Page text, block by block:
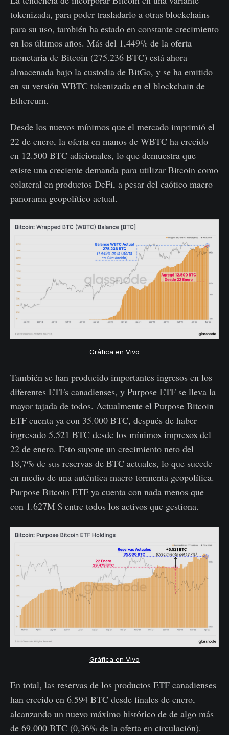
tokenizada, para poder trasladarlo a otras blockchains
para su uso, también ha estado en constante crecimiento
en los últimos años. Más del 1,449% de la oferta
monetaria de Bitcoin (275.236 BTC) está ahora
almacenada bajo la custodia de BitGo, y se ha emitido
en su versión WBTC tokenizada en el blockchain de
Ethereum.
Desde los nuevos mínimos que el mercado imprimió el
22 de enero, la oferta en manos de WBTC ha crecido
en 12.500 BTC adicionales, lo que demuestra que
existe una creciente demanda para utilizar Bitcoin como
colateral en productos DeFi, a pesar del caótico macro
panorama geopolítico actual.
Gráfica en Vivo
También se han producido importantes ingresos en los
diferentes ETFs canadienses, y Purpose ETF se lleva la
mayor tajada de todos. Actualmente el Purpose Bitcoin
ETF cuenta ya con 35.000 BTC, después de haber
ingresado 5.521 BTC desde los mínimos impresos del
22 de enero. Esto supone un crecimiento neto del
18,7% de sus reservas de BTC actuales, lo que sucede
en medio de una auténtica macro tormenta geopolítica.
Purpose Bitcoin ETF ya cuenta con nada menos que
con 1.627M $ entre todos los activos que gestiona.
Gráfica en Vivo
En total, las reservas de los productos ETF canadienses
han crecido en 6.594 BTC desde finales de enero,
alcanzando un nuevo máximo histórico de de algo más
de 69.000 BTC (0,36% de la oferta en circulación).